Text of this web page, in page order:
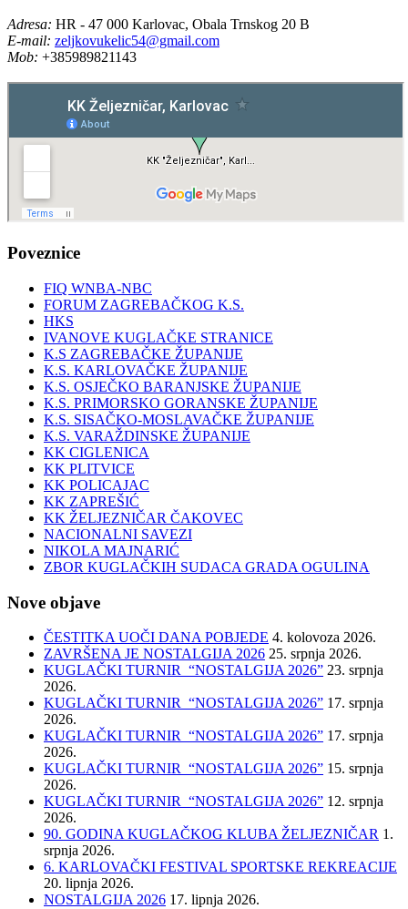
Adresa: HR - 47 000 Karlovac, Obala Trnskog 20 B
E-mail: zeljkovukelic54@gmail.com
Mob: +385989821143
Poveznice
FIQ WNBA-NBC
FORUM ZAGREBAČKOG K.S.
HKS
IVANOVE KUGLAČKE STRANICE
K.S ZAGREBAČKE ŽUPANIJE
K.S. KARLOVAČKE ŽUPANIJE
K.S. OSJEČKO BARANJSKE ŽUPANIJE
K.S. PRIMORSKO GORANSKE ŽUPANIJE
K.S. SISAČKO-MOSLAVAČKE ŽUPANIJE
K.S. VARAŽDINSKE ŽUPANIJE
KK CIGLENICA
KK PLITVICE
KK POLICAJAC
KK ZAPREŠIĆ
KK ŽELJEZNIČAR ČAKOVEC
NACIONALNI SAVEZI
NIKOLA MAJNARIĆ
ZBOR KUGLAČKIH SUDACA GRADA OGULINA
Nove objave
ČESTITKA UOČI DANA POBJEDE 4. kolovoza 2026.
ZAVRŠENA JE NOSTALGIJA 2026 25. srpnja 2026.
KUGLAČKI TURNIR “NOSTALGIJA 2026” 23. srpnja
2026.
KUGLAČKI TURNIR “NOSTALGIJA 2026” 17. srpnja
2026.
KUGLAČKI TURNIR “NOSTALGIJA 2026” 17. srpnja
2026.
KUGLAČKI TURNIR “NOSTALGIJA 2026” 15. srpnja
2026.
KUGLAČKI TURNIR “NOSTALGIJA 2026” 12. srpnja
2026.
90. GODINA KUGLAČKOG KLUBA ŽELJEZNIČAR 1.
srpnja 2026.
6. KARLOVAČKI FESTIVAL SPORTSKE REKREACIJE
20. lipnja 2026.
NOSTALGIJA 2026 17. lipnja 2026.